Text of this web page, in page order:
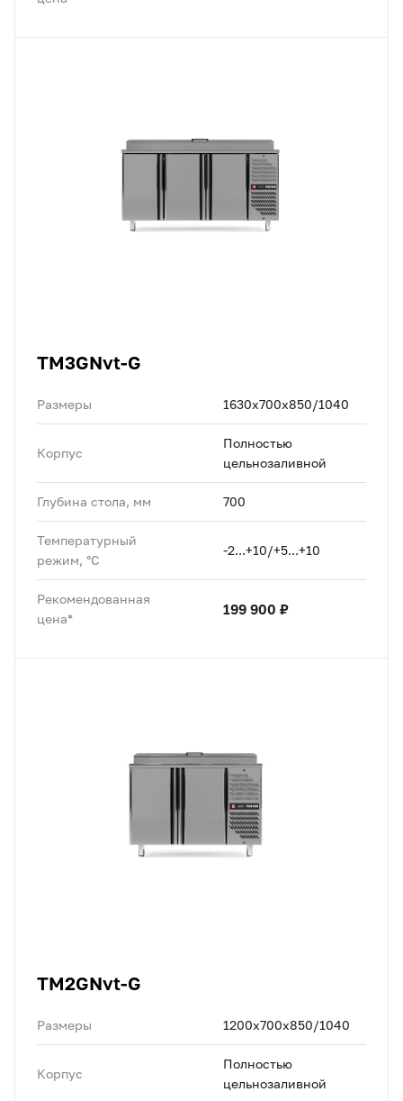
TM3GNvt-G
Размеры 1630х700х850/1040
Корпус
Полностью
цельнозаливной
Глубина стола, мм 700
Температурный
режим, °C
-2...+10/+5...+10
Рекомендованная
цена*
199 900 ₽
TM2GNvt-G
Размеры 1200х700х850/1040
Корпус
Полностью
цельнозаливной